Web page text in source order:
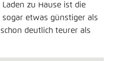
Laden zu Hause ist die
sogar etwas günstiger als
deutlich teurer als